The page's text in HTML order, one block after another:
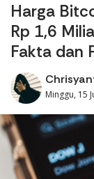
Harga
Rp 1,6
Fakta dan
Minggu, 15